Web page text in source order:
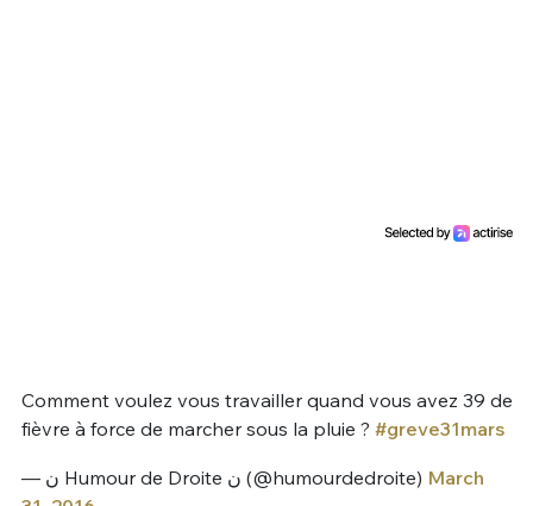
Comment voulez vous travailler quand vous avez 39 de
fièvre à force de marcher sous la pluie ? #greve31mars
— ن Humour de Droite ن (@humourdedroite) March